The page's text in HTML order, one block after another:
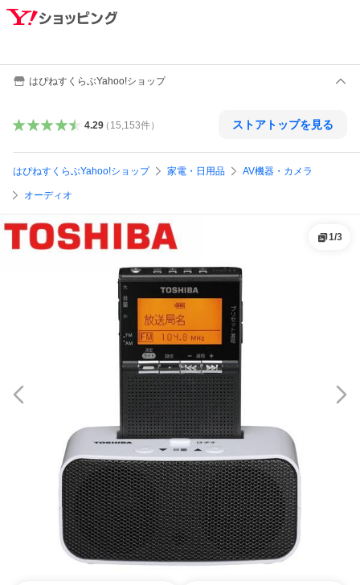
はぴねすくらぶYahoo!ショップ
4.29（ 15,153件） ストアトップを見る
はぴねすくらぶYahoo!ショップ 家電・日用品 AV機器・カメラ
オーディオ
1/3